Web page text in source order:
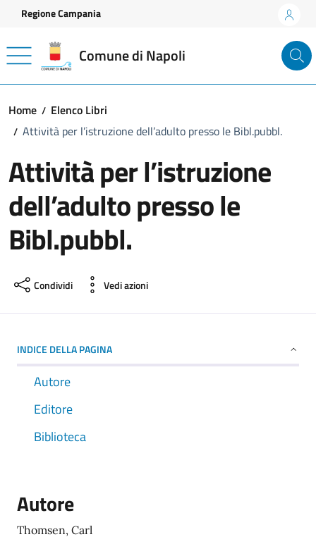
Vai ai contenuti
Vai al footer
Regione Campania
Comune di Napoli
Home
Elenco Libri
Attività per l’istruzione dell’adulto presso le Bibl.pubbl.
Attività per l’istruzione
dell’adulto presso le
Bibl.pubbl.
Condividi Vedi azioni
INDICE DELLA PAGINA
Autore
Editore
Biblioteca
Autore
Thomsen, Carl